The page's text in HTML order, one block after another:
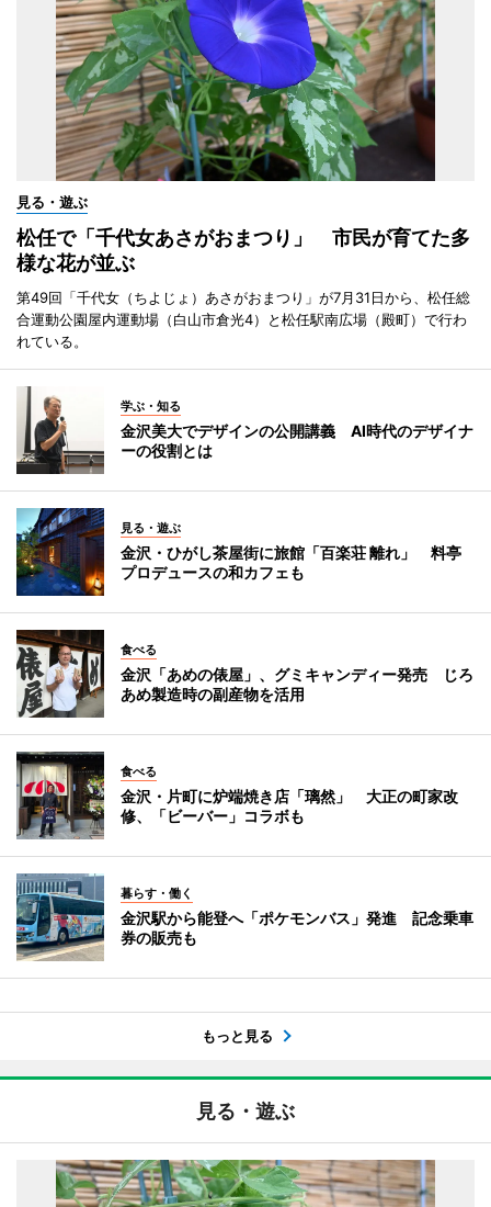
見る・遊ぶ
松任で「千代女あさがおまつり」 市民が育てた多
様な花が並ぶ
第49回「千代女（ちよじょ）あさがおまつり」が7月31日から、松任総
合運動公園屋内運動場（白山市倉光4）と松任駅南広場（殿町）で行わ
れている。
学ぶ・知る
金沢美大でデザインの公開講義 AI時代のデザイナ
ーの役割とは
見る・遊ぶ
金沢・ひがし茶屋街に旅館「百楽荘 離れ」 料亭
プロデュースの和カフェも
食べる
金沢「あめの俵屋」、グミキャンディー発売 じろ
あめ製造時の副産物を活用
食べる
金沢・片町に炉端焼き店「璃然」 大正の町家改
修、「ビーバー」コラボも
暮らす・働く
金沢駅から能登へ「ポケモンバス」発進 記念乗車
券の販売も
もっと見る
見る・遊ぶ